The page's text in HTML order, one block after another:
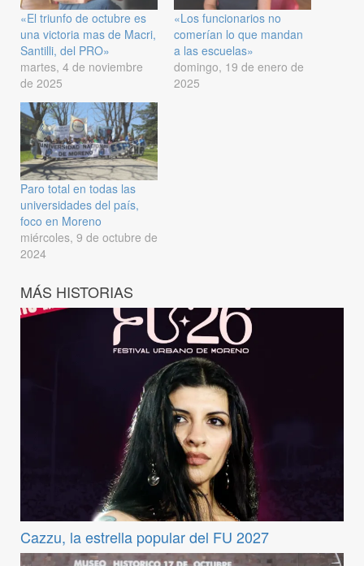
«El triunfo de octubre es
una victoria mas de Macri,
Santilli, del PRO»
martes, 4 de noviembre
de 2025
«Los funcionarios no
comerían lo que mandan
a las escuelas»
domingo, 19 de enero de
2025
Paro total en todas las
universidades del país,
foco en Moreno
miércoles, 9 de octubre de
2024
MÁS HISTORIAS
Cazzu, la estrella popular del FU 2027